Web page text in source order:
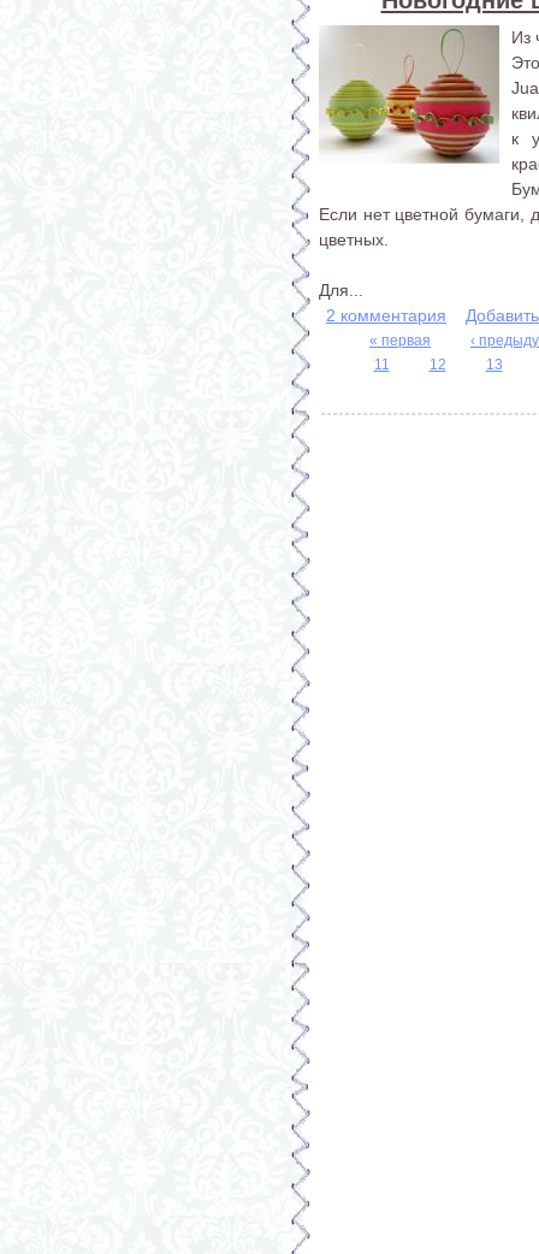
Из
к
Если нет цветной бумаги,
цветных.
Для...
2 комментария
« первая
‹
11
12 13